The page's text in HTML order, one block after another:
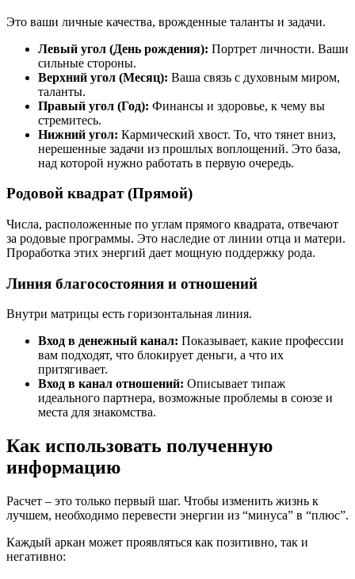
Это ваши личные качества, врожденные таланты и задачи.
Левый угол (День рождения): Портрет личности. Ваши
сильные стороны.
Верхний угол (Месяц): Ваша связь с духовным миром,
таланты.
Правый угол (Год): Финансы и здоровье, к чему вы
стремитесь.
Нижний угол: Кармический хвост. То, что тянет вниз,
нерешенные задачи из прошлых воплощений. Это база,
над которой нужно работать в первую очередь.
Родовой квадрат (Прямой)
Числа, расположенные по углам прямого квадрата, отвечают
за родовые программы. Это наследие от линии отца и матери.
Проработка этих энергий дает мощную поддержку рода.
Линия благосостояния и отношений
Внутри матрицы есть горизонтальная линия.
Вход в денежный канал: Показывает, какие профессии
вам подходят, что блокирует деньги, а что их
притягивает.
Вход в канал отношений: Описывает типаж
идеального партнера, возможные проблемы в союзе и
места для знакомства.
Как использовать полученную
информацию
Расчет – это только первый шаг. Чтобы изменить жизнь к
лучшем, необходимо перевести энергии из “минуса” в “плюс”.
Каждый аркан может проявляться как позитивно, так и
негативно: